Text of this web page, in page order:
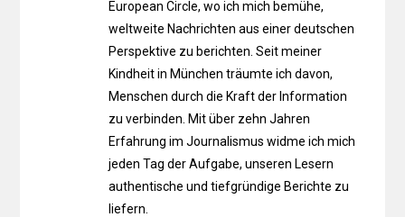
European Circle, wo ich mich bemühe,
weltweite Nachrichten aus einer deutschen
Perspektive zu berichten. Seit meiner
Kindheit in München träumte ich davon,
Menschen durch die Kraft der Information
zu verbinden. Mit über zehn Jahren
Erfahrung im Journalismus widme ich mich
jeden Tag der Aufgabe, unseren Lesern
authentische und tiefgründige Berichte zu
liefern.